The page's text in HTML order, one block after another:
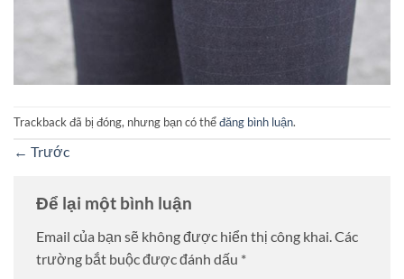
Trackback đã bị đóng, nhưng bạn có thểđăng bình luận.
← Trước
Để lại một bình luận
Email của bạn sẽ không được hiển thị công khai.Các
trường bắt buộc được đánh dấu *